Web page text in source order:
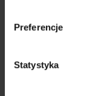
Preferencje
Statystyka